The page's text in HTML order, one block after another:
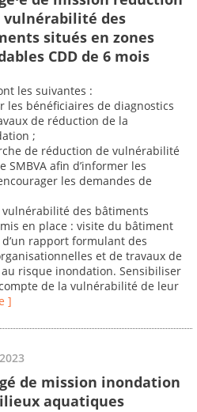
vulnérabilité des
situés en zones
CDD de 6 mois
les suivantes :
les bénéficiaires de diagnostics
de réduction de la
;
de réduction de vulnérabilité
afin d’informer les
les demandes de
des bâtiments
en place : visite du bâtiment
rapport formulant des
et de travaux de
risque inondation. Sensibiliser
de la vulnérabilité de leur
]
de mission inondation
aquatiques